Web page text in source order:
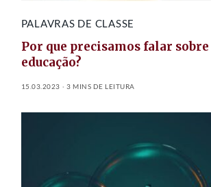
PALAVRAS DE CLASSE
Por que precisamos falar
educação?
15.03.2023 3 MINS DE LEITURA